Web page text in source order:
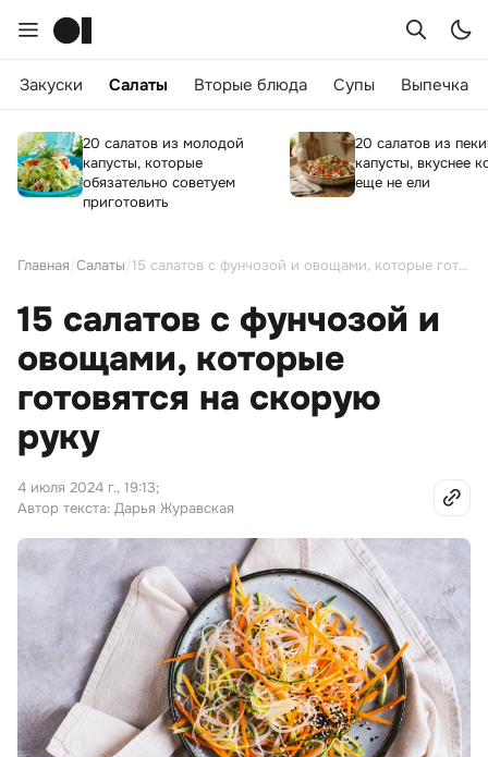
Закуски Салаты Вторые блюда Супы Выпечка
20 салатов из молодой
капусты, которые
обязательно советуем
приготовить
20 салатов из
капусты, вкуснее
еще не ели
Главная Салаты 15 салатов с фунчозой и овощами, которые готовятся на скорую руку
15 салатов с фунчозой и
овощами, которые
готовятся на скорую
руку
4 июля 2024 г., 19:13;
Автор текста: Дарья Журавская